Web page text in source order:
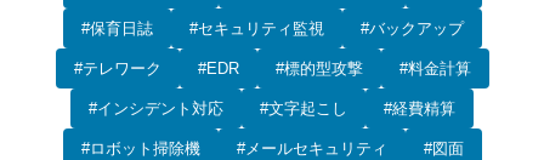
#保育日誌 #セキュリティ監視 #バックアップ
#テレワーク #EDR #標的型攻撃 #料金計算
#インシデント対応 #文字起こし #経費精算
#ロボット掃除機 #メールセキュリティ #図面